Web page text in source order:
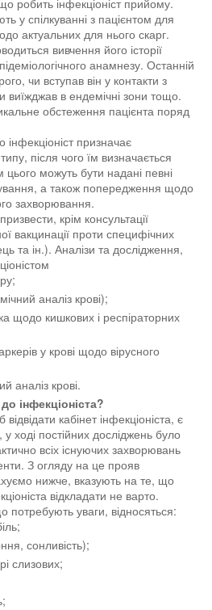
робить інфекціоніст прийому.
у спілкуванні з пацієнтом для
актуальних для нього скарг.
вивчення його історії
анамнезу. Останній
чи вступав він у контакти з
виїжджав в ендемічні зони тощо.
обстеження пацієнта поряд
призначає
після чого їм визначається
цього можуть бути надані певні
а також попередження щодо
захворювання.
крім консультації
вакцинації проти специфічних
та ін.). Аналізи та дослідження,
аналіз крові);
щодо кишкових і респіраторних
у крові щодо вірусного
аналіз крові.
інфекціоніста?
кабінет інфекціоніста, є
ході постійних досліджень було
всіх існуючих захворювань
З огляду на це прояв
нижче, вказують на те, що
відкладати не варто.
уваги, відносяться:
сонливість);
слизових;